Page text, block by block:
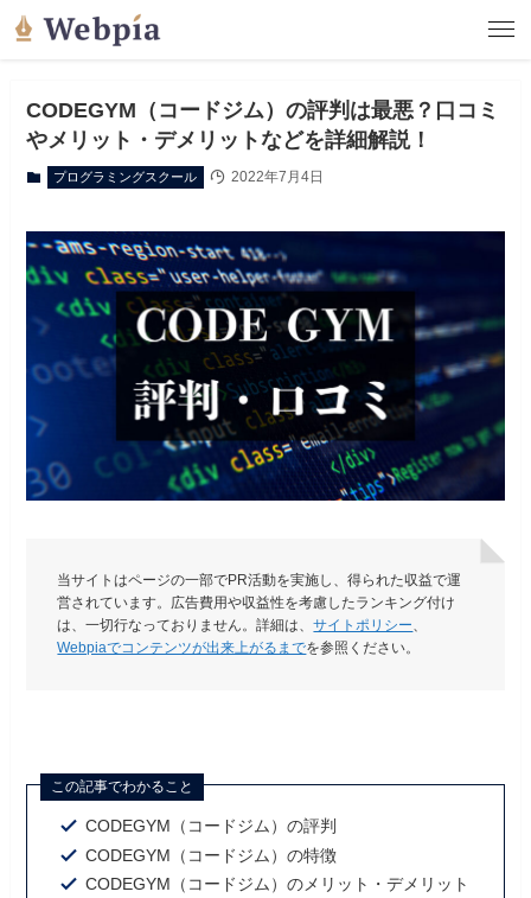
CODEGYM（コードジム）の評判は最悪？口コミ
やメリット・デメリットなどを詳細解説！
プログラミングスクール 2022年7月4日
当サイトはページの一部でPR活動を実施し、得られた収益で運
営されています。広告費用や収益性を考慮したランキング付け
は、一切行なっておりません。詳細は、サイトポリシー、
Webpiaでコンテンツが出来上がるまでを参照ください。
この記事でわかること
CODEGYM（コードジム）の評判
CODEGYM（コードジム）の特徴
CODEGYM（コードジム）のメリット・デメリット